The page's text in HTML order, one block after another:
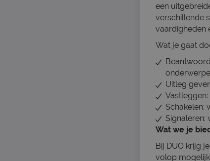
een
verschillende
vaardigheden
Wat je gaat
Uitleg
Schakelen:
Signaleren:
Wat we je
Bij DUO krijg
volop